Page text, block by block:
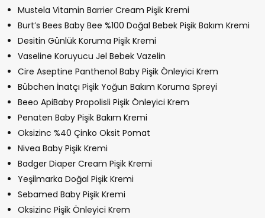
Mustela Vitamin Barrier Cream Pişik Kremi
Burt’s Bees Baby Bee %100 Doğal Bebek Pişik Bakım Kremi
Desitin Günlük Koruma Pişik Kremi
Vaseline Koruyucu Jel Bebek Vazelin
Cire Aseptine Panthenol Baby Pişik Önleyici Krem
Bübchen İnatçı Pişik Yoğun Bakım Koruma Spreyi
Beeo ApiBaby Propolisli Pişik Önleyici Krem
Penaten Baby Pişik Bakım Kremi
Oksizinc %40 Çinko Oksit Pomat
Nivea Baby Pişik Kremi
Badger Diaper Cream Pişik Kremi
Yeşilmarka Doğal Pişik Kremi
Sebamed Baby Pişik Kremi
Oksizinc Pişik Önleyici Krem